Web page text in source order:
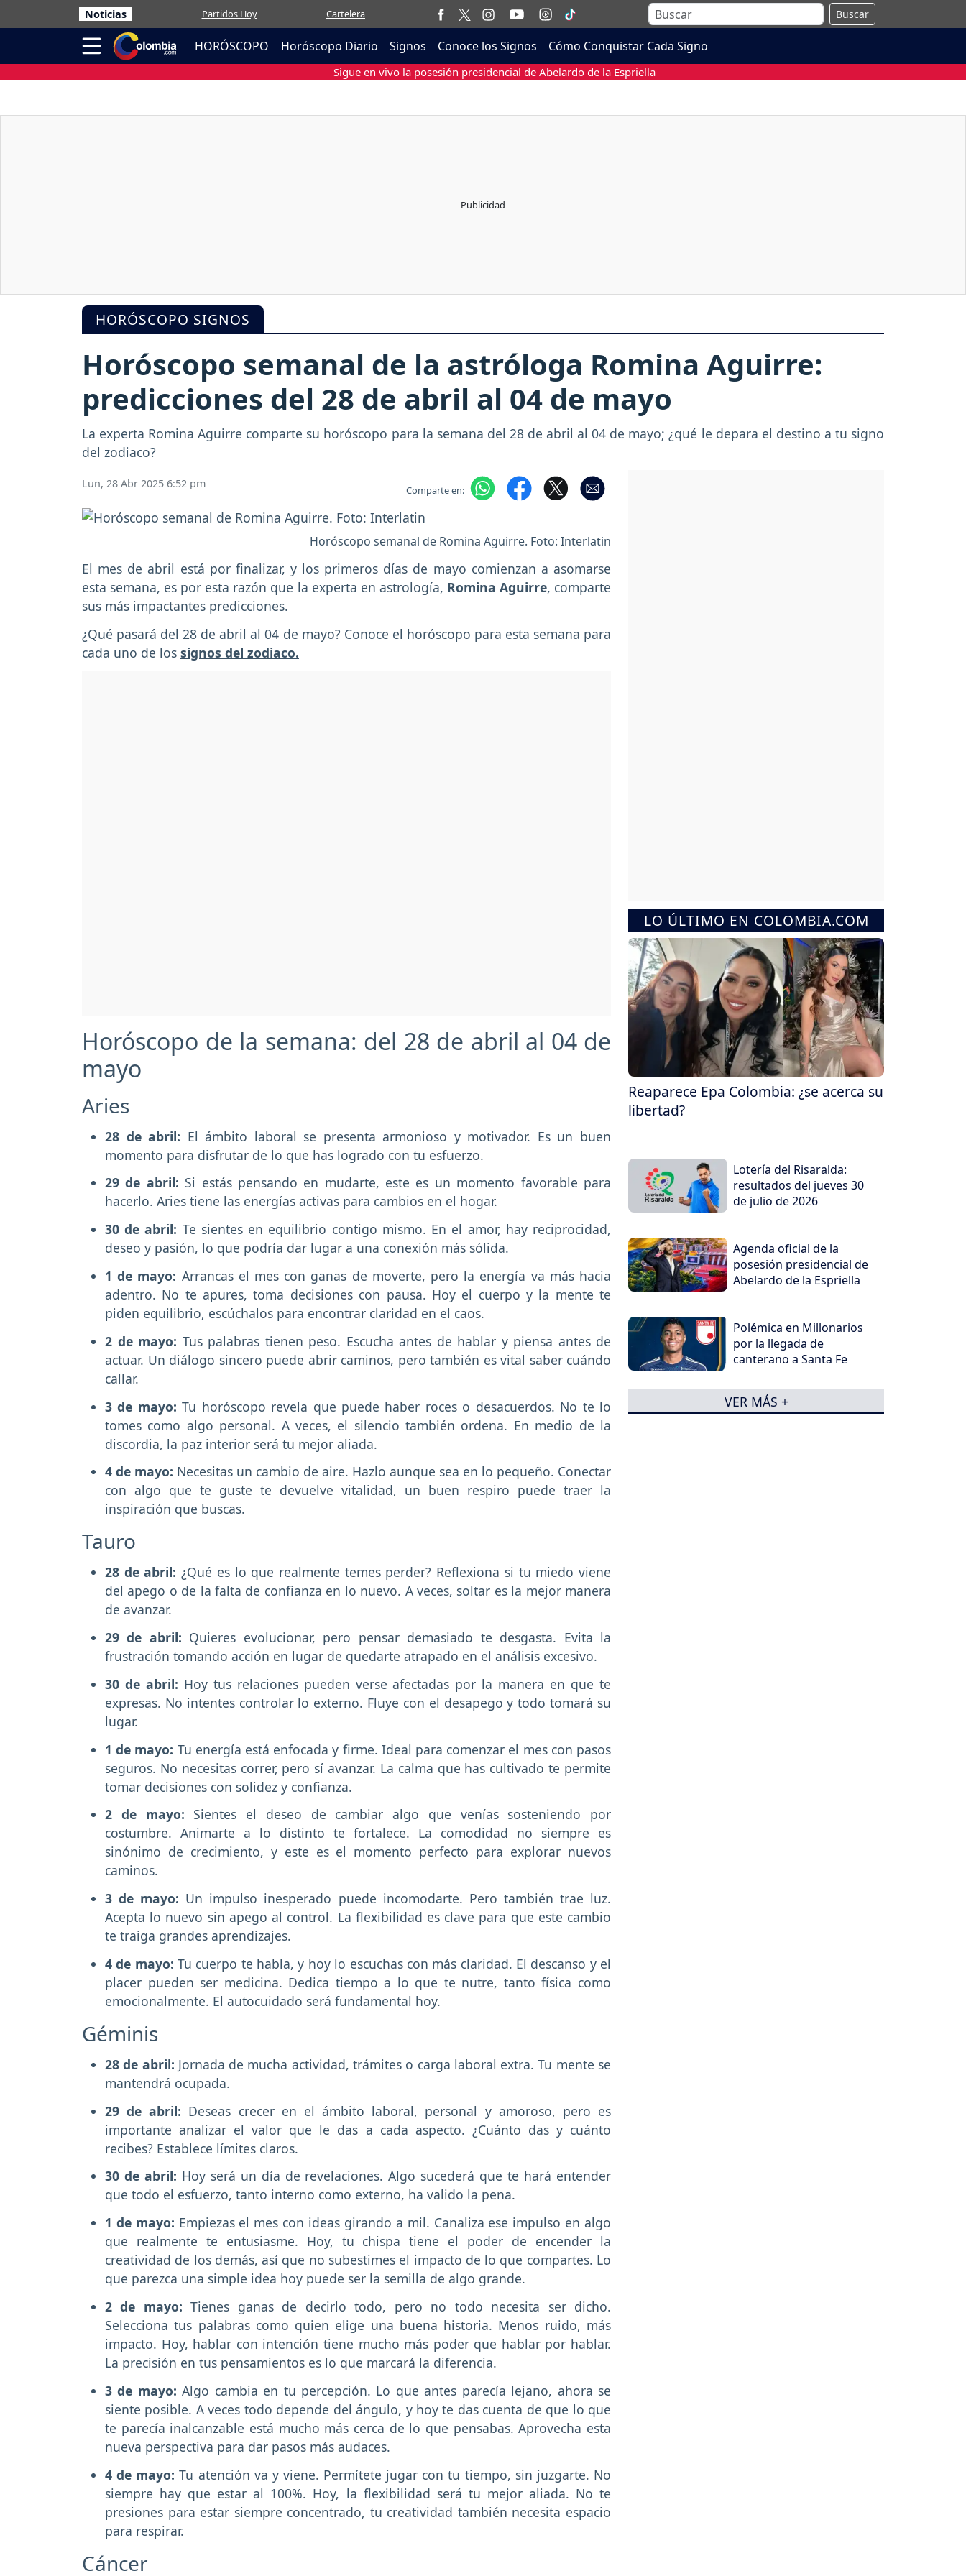
Noticias Partidos Hoy Cartelera Buscar
HORÓSCOPO Horóscopo Diario Signos Conoce los Signos Cómo Conquistar Cada Signo
Sigue en vivo la posesión presidencial de Abelardo de la Espriella
HORÓSCOPO SIGNOS
Horóscopo semanal de la astróloga Romina Aguirre:
predicciones del 28 de abril al 04 de mayo
La experta Romina Aguirre comparte su horóscopo para la semana del 28 de abril al 04 de mayo; ¿qué le depara el destino a tu signo
del zodiaco?
Lun, 28 Abr 2025 6:52 pm Comparte en:
Horóscopo semanal de Romina Aguirre. Foto: Interlatin
El mes de abril está por finalizar, y los primeros días de mayo comienzan a asomarse
esta semana, es por esta razón que la experta en astrología, Romina Aguirre, comparte
sus más impactantes predicciones.
¿Qué pasará del 28 de abril al 04 de mayo? Conoce el horóscopo para esta semana para
cada uno de los signos del zodiaco.
Horóscopo de la semana: del 28 de abril al 04 de
mayo
Aries
28 de abril: El ámbito laboral se presenta armonioso y motivador. Es un buen
momento para disfrutar de lo que has logrado con tu esfuerzo.
29 de abril: Si estás pensando en mudarte, este es un momento favorable para
hacerlo. Aries tiene las energías activas para cambios en el hogar.
30 de abril: Te sientes en equilibrio contigo mismo. En el amor, hay reciprocidad,
deseo y pasión, lo que podría dar lugar a una conexión más sólida.
1 de mayo: Arrancas el mes con ganas de moverte, pero la energía va más hacia
adentro. No te apures, toma decisiones con pausa. Hoy el cuerpo y la mente te
piden equilibrio, escúchalos para encontrar claridad en el caos.
2 de mayo: Tus palabras tienen peso. Escucha antes de hablar y piensa antes de
actuar. Un diálogo sincero puede abrir caminos, pero también es vital saber cuándo
callar.
3 de mayo:Tu horóscopo revela que puede haber roces o desacuerdos. No te lo
tomes como algo personal. A veces, el silencio también ordena. En medio de la
discordia, la paz interior será tu mejor aliada.
4 de mayo: Necesitas un cambio de aire. Hazlo aunque sea en lo pequeño. Conectar
con algo que te guste te devuelve vitalidad, un buen respiro puede traer la
inspiración que buscas.
Tauro
28 de abril:¿Qué es lo que realmente temes perder? Reflexiona si tu miedo viene
del apego o de la falta de confianza en lo nuevo. A veces, soltar es la mejor manera
de avanzar.
29 de abril: Quieres evolucionar, pero pensar demasiado te desgasta. Evita la
frustración tomando acción en lugar de quedarte atrapado en el análisis excesivo.
30 de abril: Hoy tus relaciones pueden verse afectadas por la manera en que te
expresas. No intentes controlar lo externo. Fluye con el desapego y todo tomará su
lugar.
1 de mayo: Tu energía está enfocada y firme. Ideal para comenzar el mes con pasos
seguros. No necesitas correr, pero sí avanzar. La calma que has cultivado te permite
tomar decisiones con solidez y confianza.
2 de mayo: Sientes el deseo de cambiar algo que venías sosteniendo por
costumbre. Animarte a lo distinto te fortalece. La comodidad no siempre es
sinónimo de crecimiento, y este es el momento perfecto para explorar nuevos
caminos.
3 de mayo: Un impulso inesperado puede incomodarte. Pero también trae luz.
Acepta lo nuevo sin apego al control. La flexibilidad es clave para que este cambio
te traiga grandes aprendizajes.
4 de mayo:Tu cuerpo te habla, y hoy lo escuchas con más claridad. El descanso y el
placer pueden ser medicina. Dedica tiempo a lo que te nutre, tanto física como
emocionalmente. El autocuidado será fundamental hoy.
Géminis
28 de abril: Jornada de mucha actividad, trámites o carga laboral extra. Tu mente se
mantendrá ocupada.
29 de abril: Deseas crecer en el ámbito laboral, personal y amoroso, pero es
importante analizar el valor que le das a cada aspecto. ¿Cuánto das y cuánto
recibes? Establece límites claros.
30 de abril: Hoy será un día de revelaciones. Algo sucederá que te hará entender
que todo el esfuerzo, tanto interno como externo, ha valido la pena.
1 de mayo: Empiezas el mes con ideas girando a mil. Canaliza ese impulso en algo
que realmente te entusiasme. Hoy, tu chispa tiene el poder de encender la
creatividad de los demás, así que no subestimes el impacto de lo que compartes. Lo
que parezca una simple idea hoy puede ser la semilla de algo grande.
2 de mayo:Tienes ganas de decirlo todo, pero no todo necesita ser dicho.
Selecciona tus palabras como quien elige una buena historia. Menos ruido, más
impacto. Hoy, hablar con intención tiene mucho más poder que hablar por hablar.
La precisión en tus pensamientos es lo que marcará la diferencia.
3 de mayo:Algo cambia en tu percepción. Lo que antes parecía lejano, ahora se
siente posible. A veces todo depende del ángulo, y hoy te das cuenta de que lo que
te parecía inalcanzable está mucho más cerca de lo que pensabas. Aprovecha esta
nueva perspectiva para dar pasos más audaces.
4 de mayo:Tu atención va y viene. Permítete jugar con tu tiempo, sin juzgarte. No
siempre hay que estar al 100%. Hoy, la flexibilidad será tu mejor aliada. No te
presiones para estar siempre concentrado, tu creatividad también necesita espacio
para respirar.
Cáncer
LO ÚLTIMO EN COLOMBIA.COM
Reaparece Epa Colombia: ¿se acerca su
libertad?
Lotería del Risaralda:
resultados del jueves 30
de julio de 2026
Agenda oficial de la
posesión presidencial de
Abelardo de la Espriella
Polémica en Millonarios
por la llegada de
canterano a Santa Fe
VER MÁS +